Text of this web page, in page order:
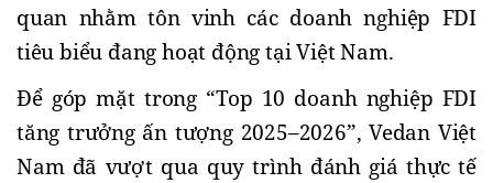
quan nhằm tôn vinh các doanh nghiệp FDI
tiêu biểu đang hoạt động tại Việt Nam.
Để góp mặt trong “Top 10 doanh nghiệp FDI
tăng trưởng ấn tượng 2025–2026”, Vedan Việt
Nam đã vượt qua quy trình đánh giá thực tế